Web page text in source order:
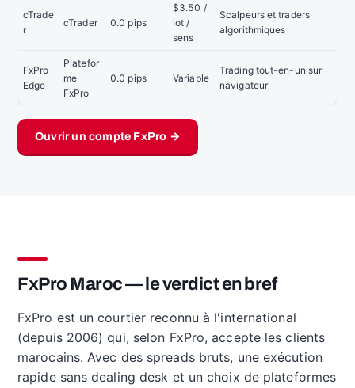
cTrade
r
cTrader 0.0 pips
$3.50 /
lot /
sens
Scalpeurs et traders
algorithmiques
FxPro
Edge
Platefor
me
FxPro
0.0 pips Variable
Trading tout-en-un sur
navigateur
Ouvrir un compte FxPro →
FxPro Maroc — le verdict en bref
FxPro est un courtier reconnu à l'international
(depuis 2006) qui, selon FxPro, accepte les clients
marocains. Avec des spreads bruts, une exécution
rapide sans dealing desk et un choix de plateformes